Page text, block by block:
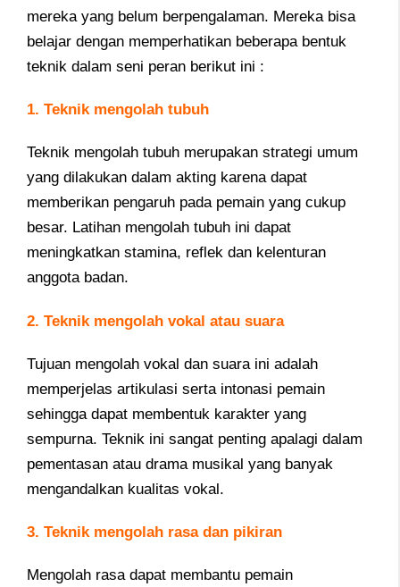
mereka yang belum berpengalaman. Mereka bisa
belajar dengan memperhatikan beberapa bentuk
teknik dalam seni peran berikut ini :
1. Teknik mengolah tubuh
Teknik mengolah tubuh merupakan strategi umum
yang dilakukan dalam akting karena dapat
memberikan pengaruh pada pemain yang cukup
besar. Latihan mengolah tubuh ini dapat
meningkatkan stamina, reflek dan kelenturan
anggota badan.
2. Teknik mengolah vokal atau suara
Tujuan mengolah vokal dan suara ini adalah
memperjelas artikulasi serta intonasi pemain
sehingga dapat membentuk karakter yang
sempurna. Teknik ini sangat penting apalagi dalam
pementasan atau drama musikal yang banyak
mengandalkan kualitas vokal.
3. Teknik mengolah rasa dan pikiran
Mengolah rasa dapat membantu pemain